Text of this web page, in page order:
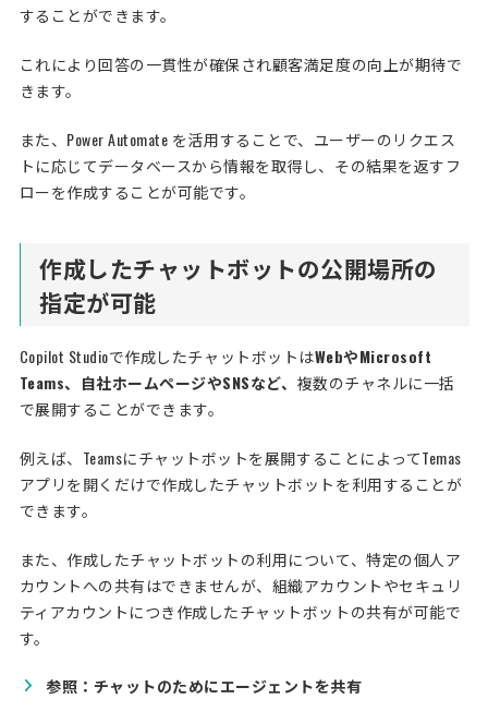
することができます。
これにより回答の一貫性が確保され顧客満足度の向上が期待で
きます。
また、Power Automate を活用することで、ユーザーのリクエス
トに応じてデータベースから情報を取得し、その結果を返すフ
ローを作成することが可能です。
作成したチャットボットの公開場所の
指定が可能
Copilot Studioで作成したチャットボットはWebやMicrosoft
Teams、自社ホームページやSNSなど、 複数のチャネルに一括
で展開することができます。
例えば、Teamsにチャットボットを展開することによってTemas
アプリを開くだけで作成したチャットボットを利用することが
できます。
また、作成したチャットボットの利用について、特定の個人ア
カウントへの共有はできませんが、組織アカウントやセキュリ
ティアカウントにつき作成したチャットボットの共有が可能で
す。
参照：チャットのためにエージェントを共有